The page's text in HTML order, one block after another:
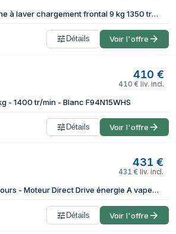
LG F94N15WHS machine à laver chargement frontal 9 kg 1350 tr/min Blanc
Détails Voir l'offre
410 €
410 € liv. incl.
- 1400 tr/min - Blanc F94N15WHS
Détails Voir l'offre
431 €
431 € liv. incl.
LL FRONT 9 kg - 1400 tours - Moteur Direct Drive énergie A vapeur to LG - F94N15WHS
Détails Voir l'offre